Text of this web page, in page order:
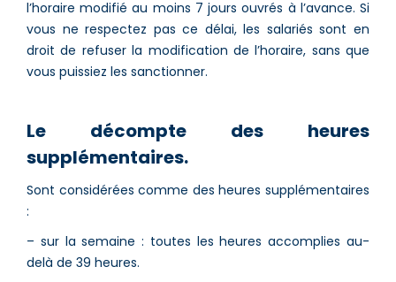
l’horaire modifié au moins 7 jours ouvrés à l’avance. Si
vous ne respectez pas ce délai, les salariés sont en
droit de refuser la modification de l’horaire, sans que
vous puissiez les sanctionner.
Le décompte des heures
supplémentaires.
Sont considérées comme des heures supplémentaires
:
– sur la semaine : toutes les heures accomplies au-
delà de 39 heures.